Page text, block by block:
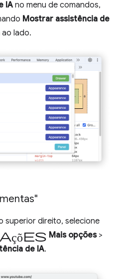
IA no menu de comandos,
Mostrar assistência de
ao lado.
superior direito, selecione
Mais opções>
de IA.